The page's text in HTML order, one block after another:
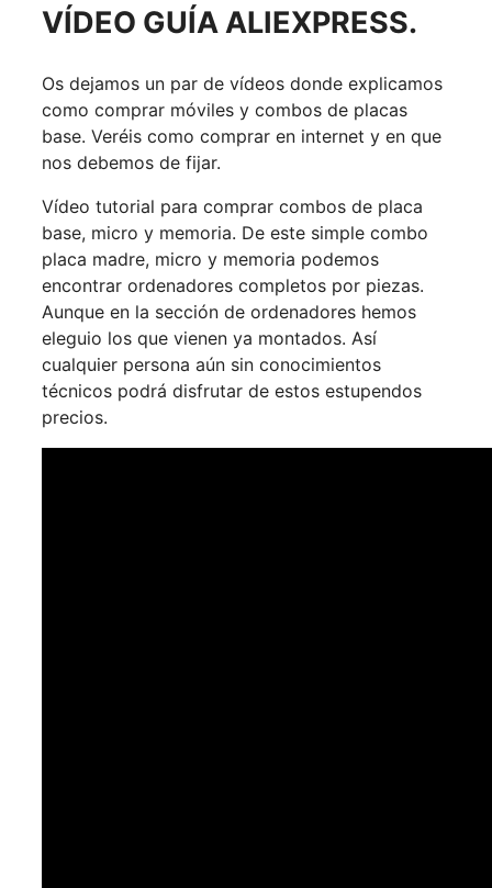
VÍDEO GUÍA ALIEXPRESS.
Os dejamos un par de vídeos donde explicamos
como comprar móviles y combos de placas
base. Veréis como comprar en internet y en que
nos debemos de fijar.
Vídeo tutorial para comprar combos de placa
base, micro y memoria. De este simple combo
placa madre, micro y memoria podemos
encontrar ordenadores completos por piezas.
Aunque en la sección de ordenadores hemos
eleguio los que vienen ya montados. Así
cualquier persona aún sin conocimientos
técnicos podrá disfrutar de estos estupendos
precios.